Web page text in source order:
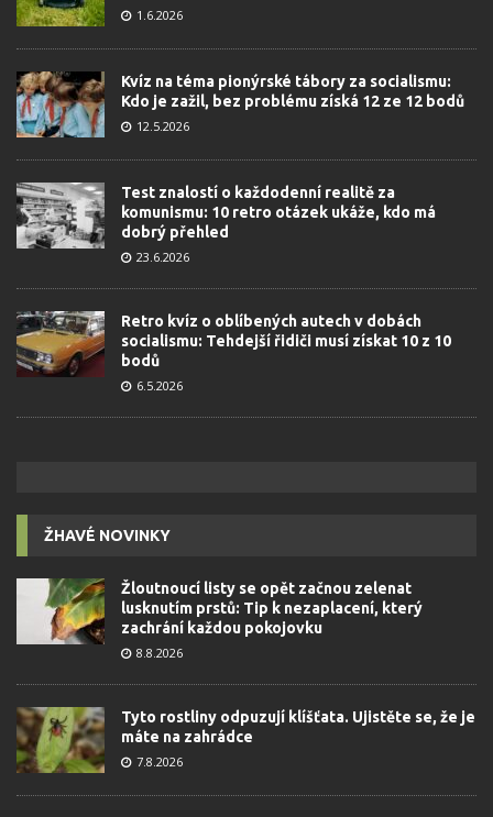
1.6.2026
Kvíz na téma pionýrské tábory za socialismu:
Kdo je zažil, bez problému získá 12 ze 12 bodů
12.5.2026
Test znalostí o každodenní realitě za
komunismu: 10 retro otázek ukáže, kdo má
dobrý přehled
23.6.2026
Retro kvíz o oblíbených autech v dobách
socialismu: Tehdejší řidiči musí získat 10 z 10
bodů
6.5.2026
ŽHAVÉ NOVINKY
Žloutnoucí listy se opět začnou zelenat
lusknutím prstů: Tip k nezaplacení, který
zachrání každou pokojovku
8.8.2026
Tyto rostliny odpuzují klíšťata. Ujistěte se, že je
máte na zahrádce
7.8.2026